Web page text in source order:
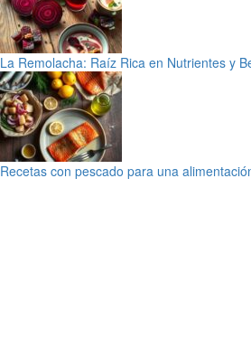
La Remolacha: Raíz Rica en Nutrientes y
Recetas con pescado para una